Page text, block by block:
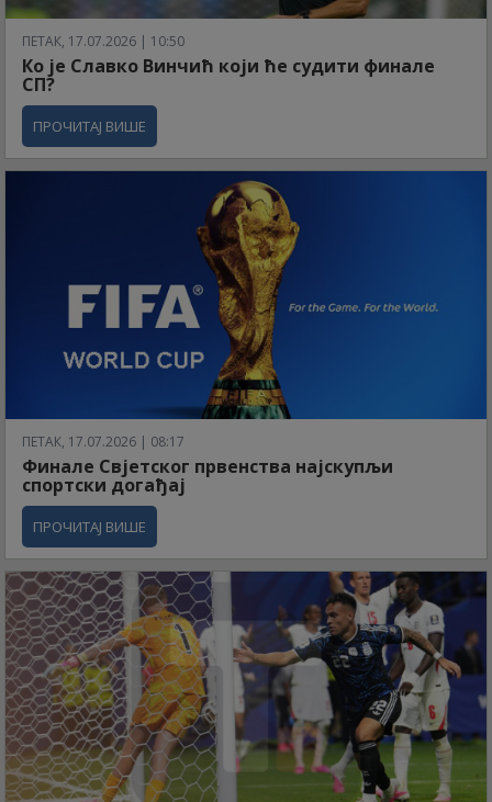
ПЕТАК, 17.07.2026 | 10:50
Ко је Славко Винчић који ће судити финале
СП?
ПРОЧИТАЈ ВИШЕ
ПЕТАК, 17.07.2026 | 08:17
Финале Свјетског првенства најскупљи
спортски догађај
ПРОЧИТАЈ ВИШЕ